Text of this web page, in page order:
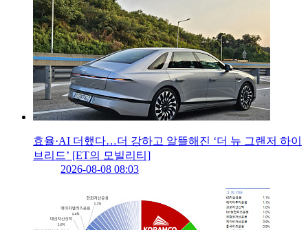
효율·AI 더했다…더 강하고 알뜰해진 ‘더 뉴 그랜저 하이
브리드’ [ET의 모빌리티]
2026-08-08 08:03